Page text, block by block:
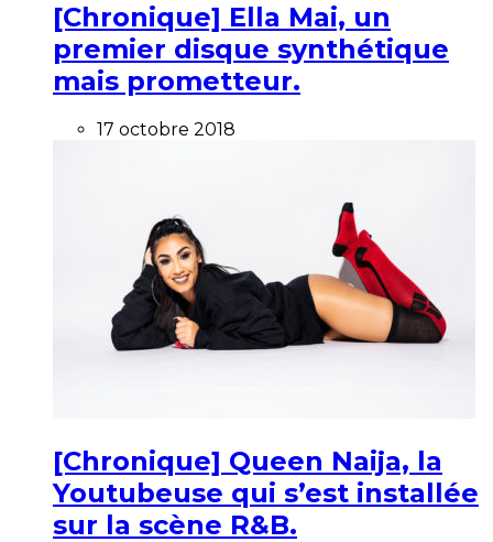
[Chronique] Ella Mai, un
premier disque synthétique
mais prometteur.
17 octobre 2018
[Chronique] Queen Naija, la
Youtubeuse qui s’est installée
sur la scène R&B.